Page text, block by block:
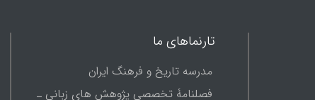
تارنماهای ما
مدرسه تاریخ و فرهنگ ایران
فصلنامۀ تخصصی پژوهش های زبانی ـ